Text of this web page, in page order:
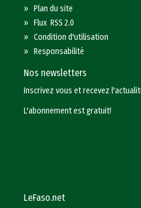
»Plan du site
»Flux RSS 2.0
»Condition d'utilisation
»Responsabilité
Nos newsletters
Inscrivez vous et recevez
L'abonnement est gratuit!
LeFaso.net